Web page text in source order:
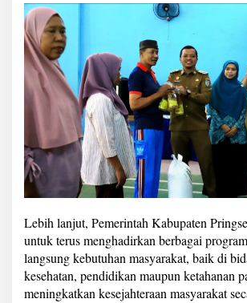
a
y
u
m
s
Lebih lanjut, Pemerintah Kabupaten
untuk terus menghadirkan berbagai
langsung kebutuhan masyarakat, baik di
kesehatan, pendidikan maupun ketahanan
meningkatkan kesejahteraan masyarakat